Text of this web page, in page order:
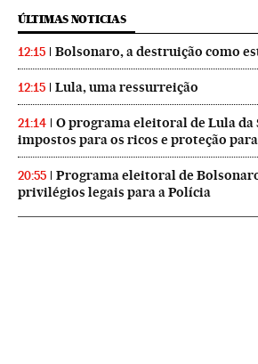
ÚLTIMAS NOTICIAS
12:15 Bolsonaro, a destruição como
12:15 Lula, uma ressurreição
21:14
O programa eleitoral de Lula da
impostos para os ricos e proteção
20:55
Programa eleitoral de
privilégios legais para a Polícia